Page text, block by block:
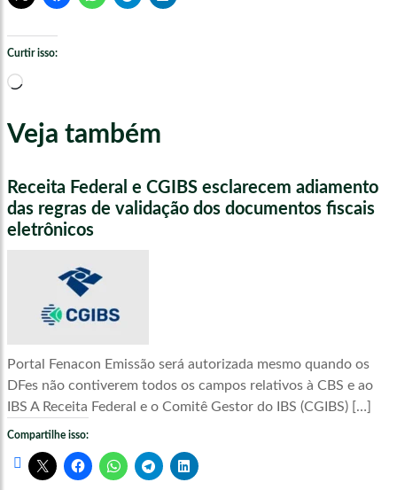
Curtir isso:
Carregando...
Veja também
Receita Federal e CGIBS esclarecem adiamento
das regras de validação dos documentos fiscais
eletrônicos
Portal Fenacon Emissão será autorizada mesmo quando os
DFes não contiverem todos os campos relativos à CBS e ao
IBS A Receita Federal e o Comitê Gestor do IBS (CGIBS) […]
Compartilhe isso: